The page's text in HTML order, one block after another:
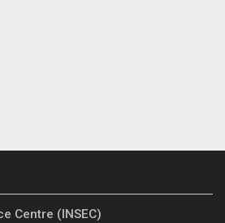
Centre (INSEC)